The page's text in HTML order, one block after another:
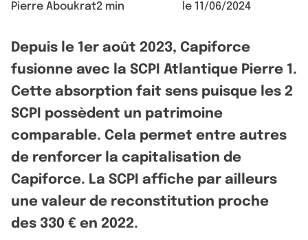
Pierre Aboukrat2 min le 11/06/2024
Depuis le 1er août 2023, Capiforce
fusionne avec la SCPI Atlantique Pierre 1.
Cette absorption fait sens puisque les 2
SCPI possèdent un patrimoine
comparable. Cela permet entre autres
de renforcer la capitalisation de
Capiforce. La SCPI affiche par ailleurs
une valeur de reconstitution proche
des 330 € en 2022.